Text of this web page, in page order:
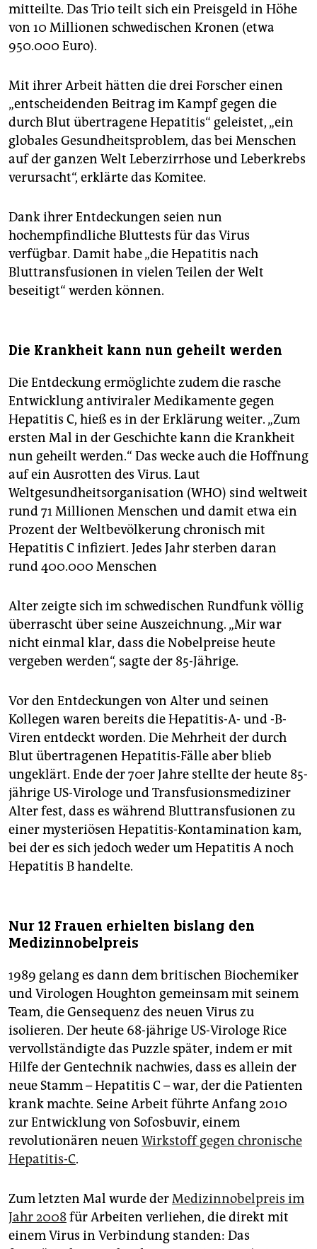
mitteilte. Das Trio teilt sich ein Preisgeld in Höhe
von 10 Millionen schwedischen Kronen (etwa
950.000 Euro).
Mit ihrer Arbeit hätten die drei Forscher einen
„entscheidenden Beitrag im Kampf gegen die
durch Blut übertragene Hepatitis“ geleistet, „ein
globales Gesundheitsproblem, das bei Menschen
auf der ganzen Welt Leberzirrhose und Leberkrebs
verursacht“, erklärte das Komitee.
Dank ihrer Entdeckungen seien nun
hochempfindliche Bluttests für das Virus
verfügbar. Damit habe „die Hepatitis nach
Bluttransfusionen in vielen Teilen der Welt
beseitigt“ werden können.
Die Krankheit kann nun geheilt werden
Die Entdeckung ermöglichte zudem die rasche
Entwicklung antiviraler Medikamente gegen
Hepatitis C, hieß es in der Erklärung weiter. „Zum
ersten Mal in der Geschichte kann die Krankheit
nun geheilt werden.“ Das wecke auch die Hoffnung
auf ein Ausrotten des Virus. Laut
Weltgesundheitsorganisation (WHO) sind weltweit
rund 71 Millionen Menschen und damit etwa ein
Prozent der Weltbevölkerung chronisch mit
Hepatitis C infiziert. Jedes Jahr sterben daran
rund 400.000 Menschen
Alter zeigte sich im schwedischen Rundfunk völlig
überrascht über seine Auszeichnung. „Mir war
nicht einmal klar, dass die Nobelpreise heute
vergeben werden“, sagte der 85-Jährige.
Vor den Entdeckungen von Alter und seinen
Kollegen waren bereits die Hepatitis-A- und -B-
Viren entdeckt worden. Die Mehrheit der durch
Blut übertragenen Hepatitis-Fälle aber blieb
ungeklärt. Ende der 70er Jahre stellte der heute 85-
jährige US-Virologe und Transfusionsmediziner
Alter fest, dass es während Bluttransfusionen zu
einer mysteriösen Hepatitis-Kontamination kam,
bei der es sich jedoch weder um Hepatitis A noch
Hepatitis B handelte.
Nur 12 Frauen erhielten bislang den
Medizinnobelpreis
1989 gelang es dann dem britischen Biochemiker
und Virologen Houghton gemeinsam mit seinem
Team, die Gensequenz des neuen Virus zu
isolieren. Der heute 68-jährige US-Virologe Rice
vervollständigte das Puzzle später, indem er mit
Hilfe der Gentechnik nachwies, dass es allein der
neue Stamm – Hepatitis C – war, der die Patienten
krank machte. Seine Arbeit führte Anfang 2010
zur Entwicklung von Sofosbuvir, einem
revolutionären neuen Wirkstoff gegen chronische
Hepatitis-C.
Zum letzten Mal wurde derMedizinnobelpreis im
Jahr 2008für Arbeiten verliehen, die direkt mit
einem Virus in Verbindung standen: Das